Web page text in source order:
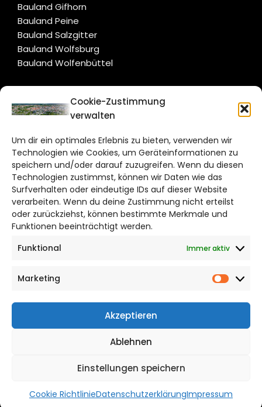
Cookie-Zustimmung
verwalten
Um dir ein optimales Erlebnis zu bieten, verwenden wir
Technologien wie Cookies, um Geräteinformationen zu
speichern und/oder darauf zuzugreifen. Wenn du diesen
Technologien zustimmst, können wir Daten wie das
Surfverhalten oder eindeutige IDs auf dieser Website
verarbeiten. Wenn du deine Zustimmung nicht erteilst
oder zurückziehst, können bestimmte Merkmale und
Funktionen beeinträchtigt werden.
Funktional
Immer aktiv
Marketing
Akzeptieren
Ablehnen
Einstellungen speichern
Cookie RichtlinieDatenschutzerklärungImpressum
Bauland Gifhorn
Bauland Peine
Bauland Salzgitter
Bauland Wolfsburg
Bauland Wolfenbüttel
CITYLIFE!
Bruchtorwall 12
38100 Braunschweig
Telefon: 0531 387220 – 65
DAS STADTMAGAZIN FÜR
BRAUNSCHWEIG
Impressum
Cookie Richtlinie
CITYLIFE! BEI FACEBOOK
WordPress Theme |Viralby HashThemes